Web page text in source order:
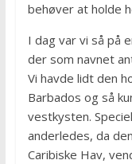
behøver at holde
I dag var vi så på
der som navnet
Vi havde lidt den
Barbados og så
vestkysten.
anderledes, da
Caribiske Hav,